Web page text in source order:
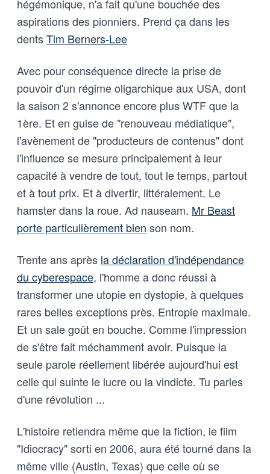
hégémonique, n'a fait qu'une bouchée des
aspirations des pionniers. Prend ça dans les
dentsTim Berners-Lee
Avec pour conséquence directe la prise de
pouvoir d'un régime oligarchique aux USA, dont
la saison 2 s'annonce encore plus WTF que la
1ère. Et en guise de "renouveau médiatique",
l'avènement de "producteurs de contenus" dont
l'influence se mesure principalement à leur
capacité à vendre de tout, tout le temps, partout
et à tout prix. Et à divertir, littéralement. Le
hamster dans la roue. Ad nauseam. Mr Beast
porte particulièrement bien son nom.
Trente ans après la déclaration d'indépendance
du cyberespace, l'homme a donc réussi à
transformer une utopie en dystopie, à quelques
rares belles exceptions près. Entropie maximale.
Et un sale goût en bouche. Comme l'impression
de s'être fait méchamment avoir. Puisque la
seule parole réellement libérée aujourd'hui est
celle qui suinte le lucre ou la vindicte. Tu parles
d'une révolution ...
L'histoire retiendra même que la fiction, le film
"Idiocracy" sorti en 2006, aura été tourné dans la
même ville (Austin, Texas) que celle où se